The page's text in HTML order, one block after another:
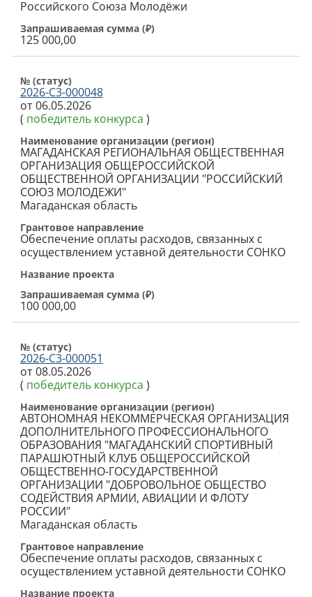
Российского Союза Молодёжи
Запрашиваемая сумма (₽)
125 000,00
№ (cтатус)
2026-С3-000048
от 06.05.2026
( победитель конкурса )
Наименование организации (регион)
МАГАДАНСКАЯ РЕГИОНАЛЬНАЯ ОБЩЕСТВЕННАЯ
ОРГАНИЗАЦИЯ ОБЩЕРОССИЙСКОЙ
ОБЩЕСТВЕННОЙ ОРГАНИЗАЦИИ "РОССИЙСКИЙ
СОЮЗ МОЛОДЕЖИ"
Магаданская область
Грантовое направление
Обеспечение оплаты расходов, связанных с
осуществлением уставной деятельности СОНКО
Название проекта
Запрашиваемая сумма (₽)
100 000,00
№ (cтатус)
2026-С3-000051
от 08.05.2026
( победитель конкурса )
Наименование организации (регион)
АВТОНОМНАЯ НЕКОММЕРЧЕСКАЯ ОРГАНИЗАЦИЯ
ДОПОЛНИТЕЛЬНОГО ПРОФЕССИОНАЛЬНОГО
ОБРАЗОВАНИЯ "МАГАДАНСКИЙ СПОРТИВНЫЙ
ПАРАШЮТНЫЙ КЛУБ ОБЩЕРОССИЙСКОЙ
ОБЩЕСТВЕННО-ГОСУДАРСТВЕННОЙ
ОРГАНИЗАЦИИ "ДОБРОВОЛЬНОЕ ОБЩЕСТВО
СОДЕЙСТВИЯ АРМИИ, АВИАЦИИ И ФЛОТУ
РОССИИ"
Магаданская область
Грантовое направление
Обеспечение оплаты расходов, связанных с
осуществлением уставной деятельности СОНКО
Название проекта